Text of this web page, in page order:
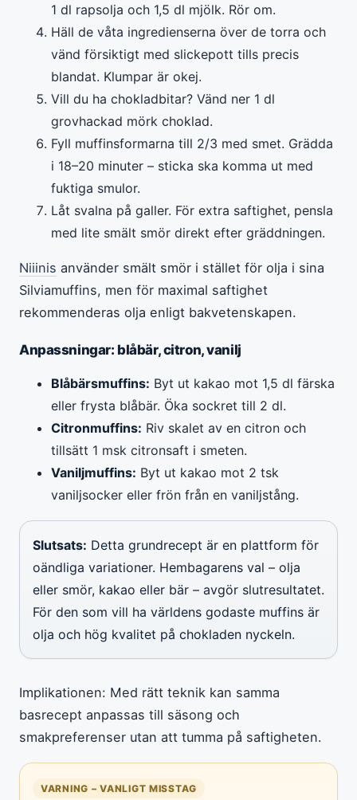
1 dl rapsolja och 1,5 dl mjölk. Rör om.
Häll de våta ingredienserna över de torra och
vänd försiktigt med slickepott tills precis
blandat. Klumpar är okej.
Vill du ha chokladbitar? Vänd ner 1 dl
grovhackad mörk choklad.
Fyll muffinsformarna till 2/3 med smet. Grädda
i 18–20 minuter – sticka ska komma ut med
fuktiga smulor.
Låt svalna på galler. För extra saftighet, pensla
med lite smält smör direkt efter gräddningen.
Niiinis använder smält smör i stället för olja i sina
Silviamuffins, men för maximal saftighet
rekommenderas olja enligt bakvetenskapen.
Anpassningar: blåbär, citron, vanilj
Blåbärsmuffins: Byt ut kakao mot 1,5 dl färska
eller frysta blåbär. Öka sockret till 2 dl.
Citronmuffins: Riv skalet av en citron och
tillsätt 1 msk citronsaft i smeten.
Vaniljmuffins: Byt ut kakao mot 2 tsk
vaniljsocker eller frön från en vaniljstång.
Slutsats: Detta grundrecept är en plattform för
oändliga variationer. Hembagarens val – olja
eller smör, kakao eller bär – avgör slutresultatet.
För den som vill ha världens godaste muffins är
olja och hög kvalitet på chokladen nyckeln.
Implikationen: Med rätt teknik kan samma
basrecept anpassas till säsong och
smakpreferenser utan att tumma på saftigheten.
VARNING – VANLIGT MISSTAG